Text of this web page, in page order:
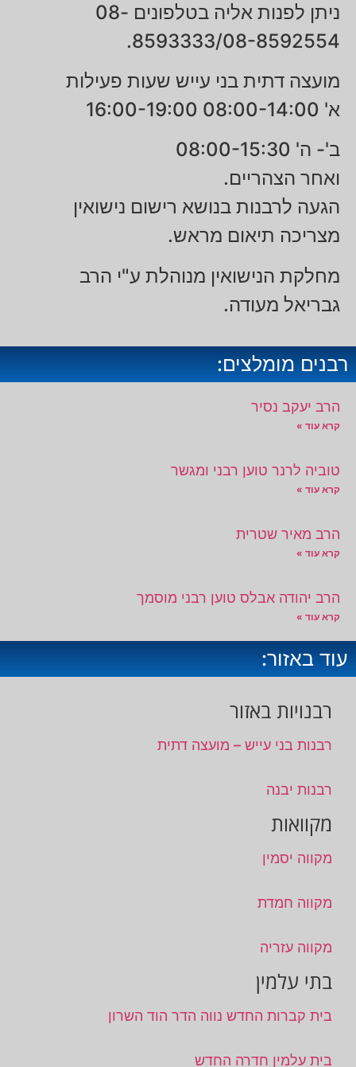
ניתן לפנות אליה בטלפונים 08-
8593333/08-8592554.
מועצה דתית בני עייש שעות פעילות
א' 08:00-14:00 16:00-19:00
ב'- ה' 08:00-15:30
ואחר הצהריים.
הגעה לרבנות בנושא רישום נישואין
מצריכה תיאום מראש.
מחלקת הנישואין מנוהלת ע"י הרב
גבריאל מעודה.
רבנים מומלצים:
הרב יעקב נסיר
קרא עוד »
טוביה לרנר טוען רבני ומגשר
קרא עוד »
הרב מאיר שטרית
קרא עוד »
הרב יהודה אבלס טוען רבני מוסמך
קרא עוד »
עוד באזור:
רבנויות באזור
רבנות בני עייש – מועצה דתית
רבנות יבנה
מקוואות
מקווה יסמין
מקווה חמדת
מקווה עזריה
בתי עלמין
בית קברות החדש נווה הדר הוד השרון
בית עלמין חדרה החדש